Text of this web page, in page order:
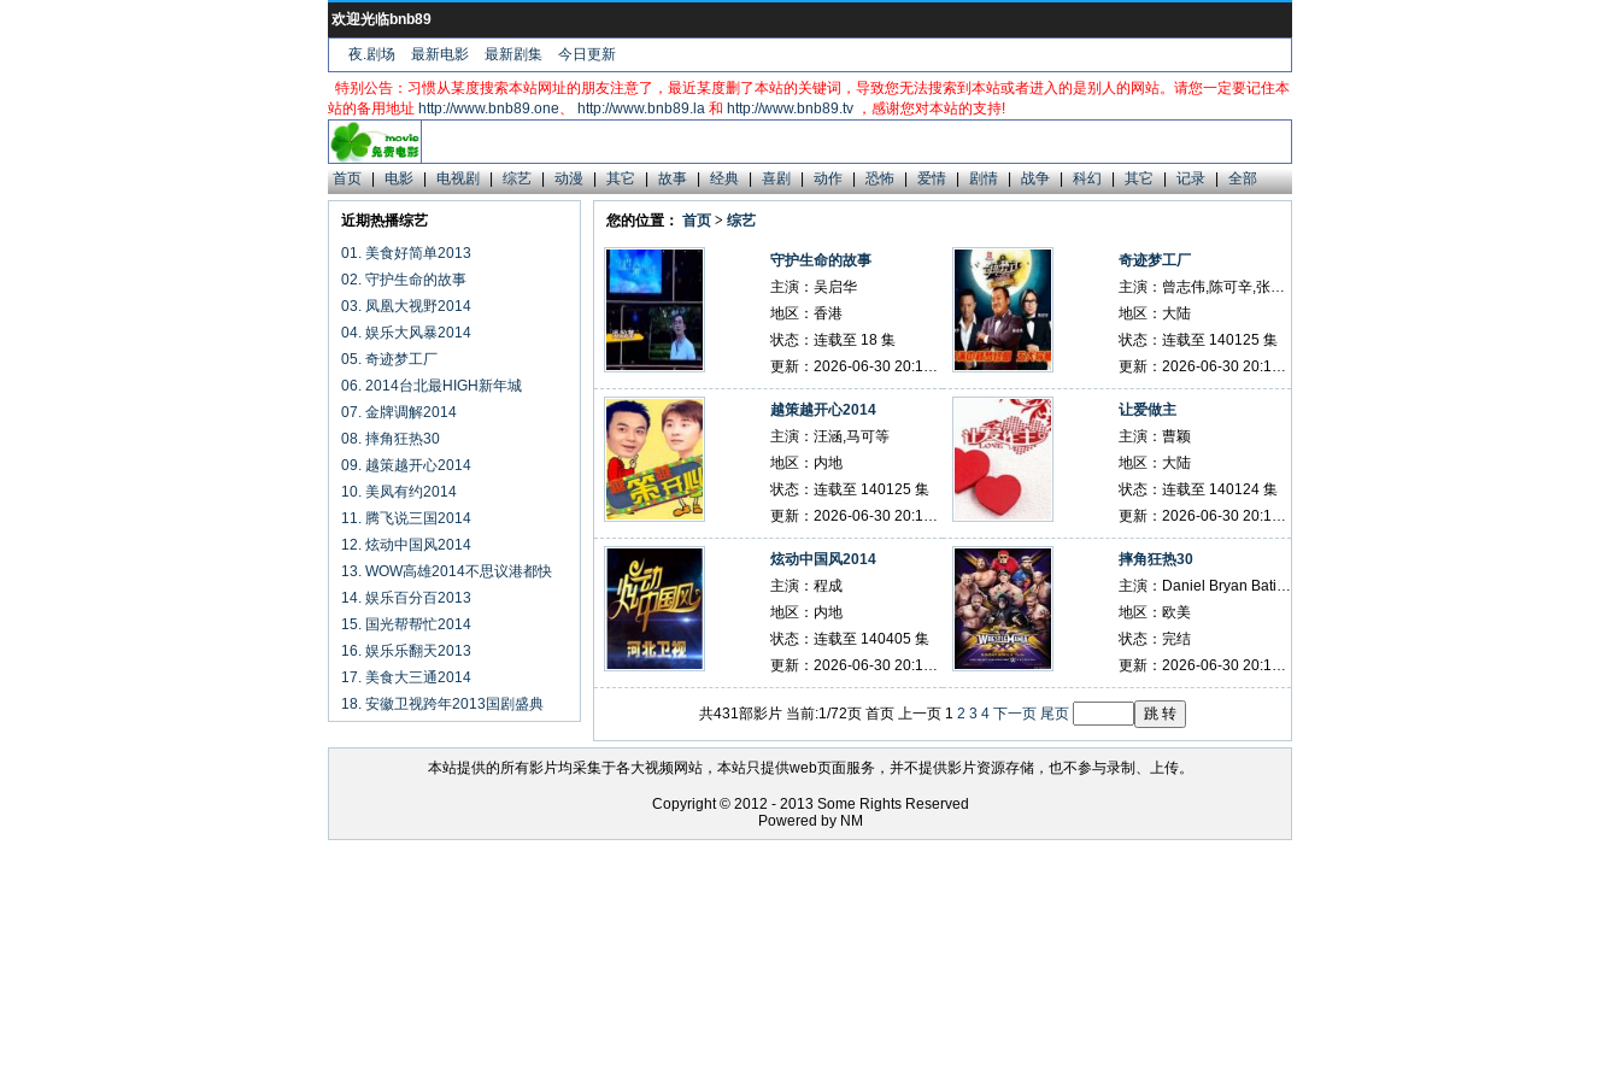
欢迎光临bnb89
夜.剧场 最新电影 最新剧集
今日更新
特别公告：习惯从某度搜索本站网址的朋友注意了，最近某度删了本站的关键词，导致您无法搜索到本站或者进入的是别人的网站。请您一定要记住本
站的备用地址 http://www.bnb89.one、 http://www.bnb89.la 和 http://www.bnb89.tv ，感谢您对本站的支持!
首页 | 电影 | 电视剧 | 综艺 | 动漫 | 其它 | 故事 | 经典 | 喜剧 | 动作 | 恐怖 | 爱情 | 剧情 | 战争 | 科幻 | 其它 | 记录 | 全部
近期热播综艺
01. 美食好简单2013
02. 守护生命的故事
03. 凤凰大视野2014
04. 娱乐大风暴2014
05. 奇迹梦工厂
06. 2014台北最HIGH新年城
07. 金牌调解2014
08. 摔角狂热30
09. 越策越开心2014
10. 美凤有约2014
11. 腾飞说三国2014
12. 炫动中国风2014
13. WOW高雄2014不思议港都快
14. 娱乐百分百2013
15. 国光帮帮忙2014
16. 娱乐乐翻天2013
17. 美食大三通2014
18. 安徽卫视跨年2013国剧盛典
您的位置： 首页 > 综艺
守护生命的故事
主演：吴启华
地区：香港
状态：连载至 18 集
更新：2026-06-30 20:15:03
奇迹梦工厂
主演：曾志伟,陈可辛,张涵予,宁静
地区：大陆
状态：连载至 140125 集
更新：2026-06-30 20:14:58
越策越开心2014
主演：汪涵,马可等
地区：内地
状态：连载至 140125 集
更新：2026-06-30 20:14:53
让爱做主
主演：曹颖
地区：大陆
状态：连载至 140124 集
更新：2026-06-30 20:14:40
炫动中国风2014
主演：程成
地区：内地
状态：连载至 140405 集
更新：2026-06-30 20:14:17
摔角狂热30
主演：Daniel Bryan Batista Randy Orton
地区：欧美
状态：完结
更新：2026-06-30 20:14:12
共431部影片 当前:1/72页 首页 上一页 1 2 3 4 下一页 尾页
本站提供的所有影片均采集于各大视频网站，本站只提供web页面服务，并不提供影片资源存储，也不参与录制、上传。
Copyright © 2012 - 2013 Some Rights Reserved
Powered by NM